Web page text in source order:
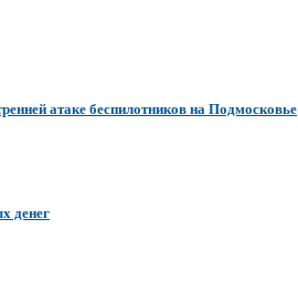
атаке беспилотников на Подмосковье
денег